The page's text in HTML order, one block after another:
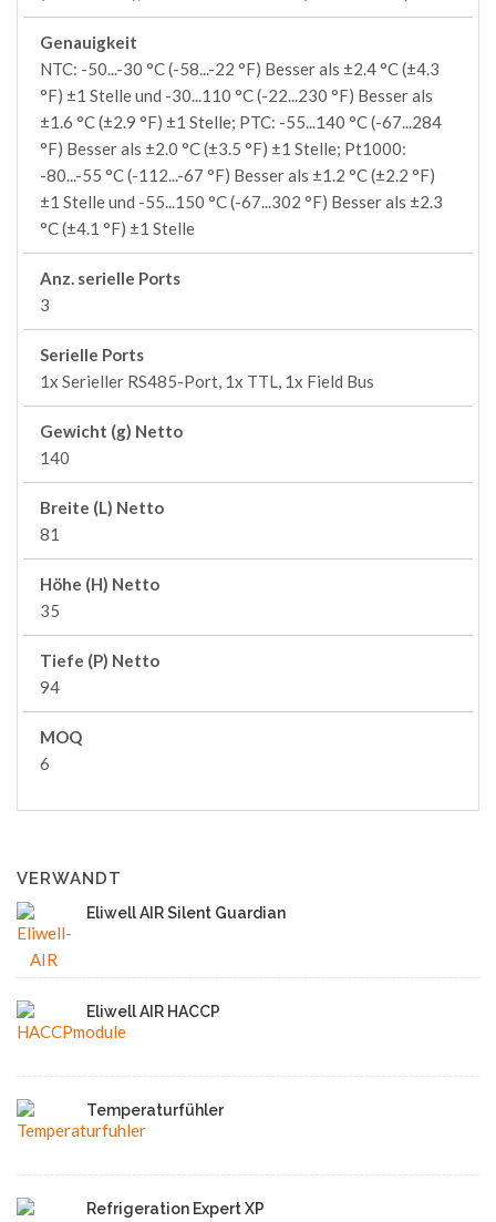
Genauigkeit
NTC: -50...-30 °C (-58...-22 °F) Besser als ±2.4 °C (±4.3
°F) ±1 Stelle und -30...110 °C (-22...230 °F) Besser als
±1.6 °C (±2.9 °F) ±1 Stelle; PTC: -55...140 °C (-67...284
°F) Besser als ±2.0 °C (±3.5 °F) ±1 Stelle; Pt1000:
-80...-55 °C (-112...-67 °F) Besser als ±1.2 °C (±2.2 °F)
±1 Stelle und -55...150 °C (-67...302 °F) Besser als ±2.3
°C (±4.1 °F) ±1 Stelle
Anz. serielle Ports
3
Serielle Ports
1x Serieller RS485-Port, 1x TTL, 1x Field Bus
Gewicht (g) Netto
140
Breite (L) Netto
81
Höhe (H) Netto
35
Tiefe (P) Netto
94
MOQ
6
VERWANDT
Eliwell AIR Silent Guardian
Eliwell AIR HACCP
Temperaturfühler
Refrigeration Expert XP